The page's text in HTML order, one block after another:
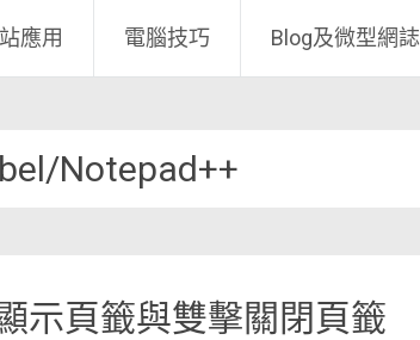
應用 電腦技巧 Blog及微型網誌
Notepad++
示頁籤與雙擊關閉頁籤